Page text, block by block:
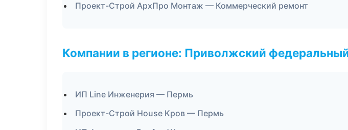
Проект-Строй АрхПро Монтаж — Коммерческий ремонт
Компании в регионе: Приволжский
ИП Line Инженерия — Пермь
Проект-Строй House Кров — Пермь